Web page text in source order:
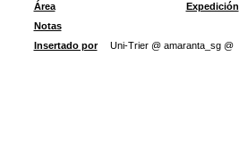
Área
Expedición
Notas
Insertado por
Uni-Trier @ amaranta_sg @